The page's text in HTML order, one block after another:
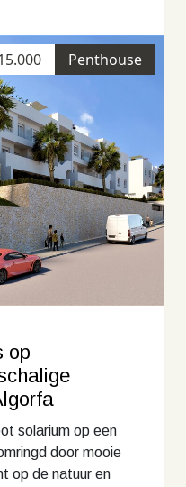
Penthouse
op
solarium op een
door mooie
op de natuur en